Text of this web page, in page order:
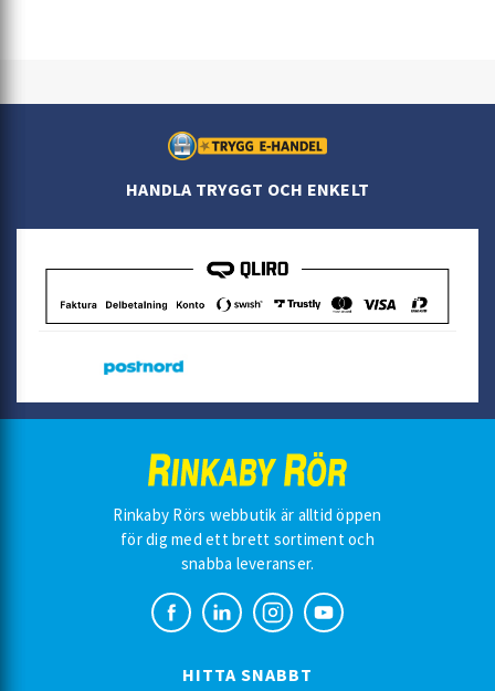
HANDLA TRYGGT OCH ENKELT
Rinkaby Rörs webbutik är alltid öppen
för dig med ett brett sortiment och
snabba leveranser.
HITTA SNABBT